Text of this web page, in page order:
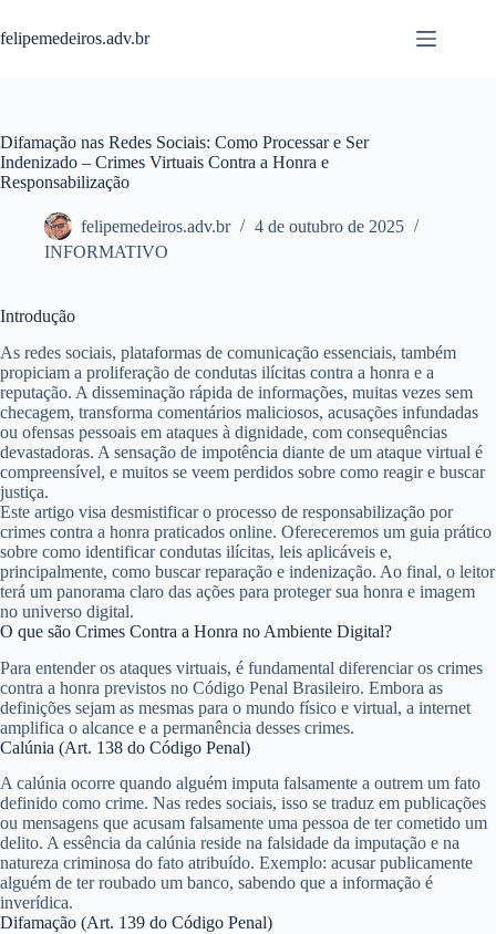
para
o
felipemedeiros.adv.br
Difamação nas Redes Sociais: Como Processar e Ser
Indenizado – Crimes Virtuais Contra a Honra e
Responsabilização
felipemedeiros.adv.br
4 de outubro de 2025
INFORMATIVO
Introdução
As redes sociais, plataformas de comunicação essenciais, também
propiciam a proliferação de condutas ilícitas contra a honra e a
reputação. A disseminação rápida de informações, muitas vezes sem
checagem, transforma comentários maliciosos, acusações infundadas
ou ofensas pessoais em ataques à dignidade, com consequências
devastadoras. A sensação de impotência diante de um ataque virtual é
compreensível, e muitos se veem perdidos sobre como reagir e buscar
justiça.
Este artigo visa desmistificar o processo de responsabilização por
crimes contra a honra praticados online. Ofereceremos um guia prático
sobre como identificar condutas ilícitas, leis aplicáveis e,
principalmente, como buscar reparação e indenização. Ao final, o leitor
terá um panorama claro das ações para proteger sua honra e imagem
no universo digital.
O que são Crimes Contra a Honra no Ambiente Digital?
Para entender os ataques virtuais, é fundamental diferenciar os crimes
contra a honra previstos no Código Penal Brasileiro. Embora as
definições sejam as mesmas para o mundo físico e virtual, a internet
amplifica o alcance e a permanência desses crimes.
Calúnia (Art. 138 do Código Penal)
A calúnia ocorre quando alguém imputa falsamente a outrem um fato
definido como crime. Nas redes sociais, isso se traduz em publicações
ou mensagens que acusam falsamente uma pessoa de ter cometido um
delito. A essência da calúnia reside na falsidade da imputação e na
natureza criminosa do fato atribuído. Exemplo: acusar publicamente
alguém de ter roubado um banco, sabendo que a informação é
inverídica.
Difamação (Art. 139 do Código Penal)